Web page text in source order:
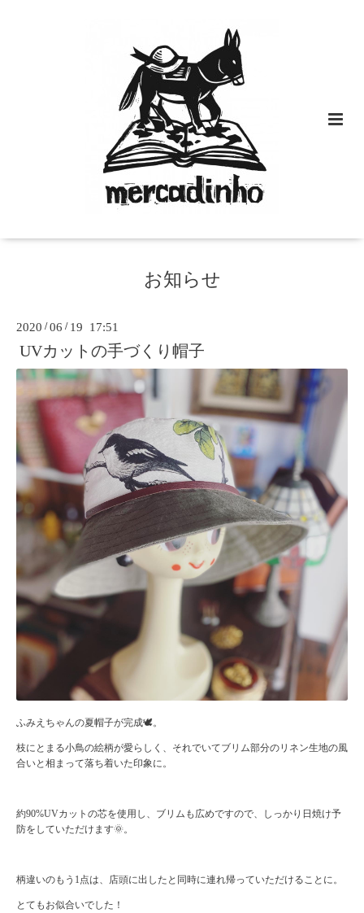
お知らせ
2020 /06 / 19 17:51
UVカットの手づくり帽子
ふみえちゃんの夏帽子が完成🕊。
枝にとまる小鳥の絵柄が愛らしく、それでいてブリム部分のリネン生地の風
合いと相まって落ち着いた印象に。
約90%UVカットの芯を使用し、ブリムも広めですので、しっかり日焼け予
防をしていただけます🌞。
柄違いのもう1点は、店頭に出したと同時に連れ帰っていただけることに。
とてもお似合いでした！